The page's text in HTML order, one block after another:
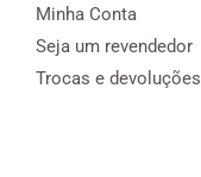
Minha Conta
Seja um revendedor
Trocas e devoluções